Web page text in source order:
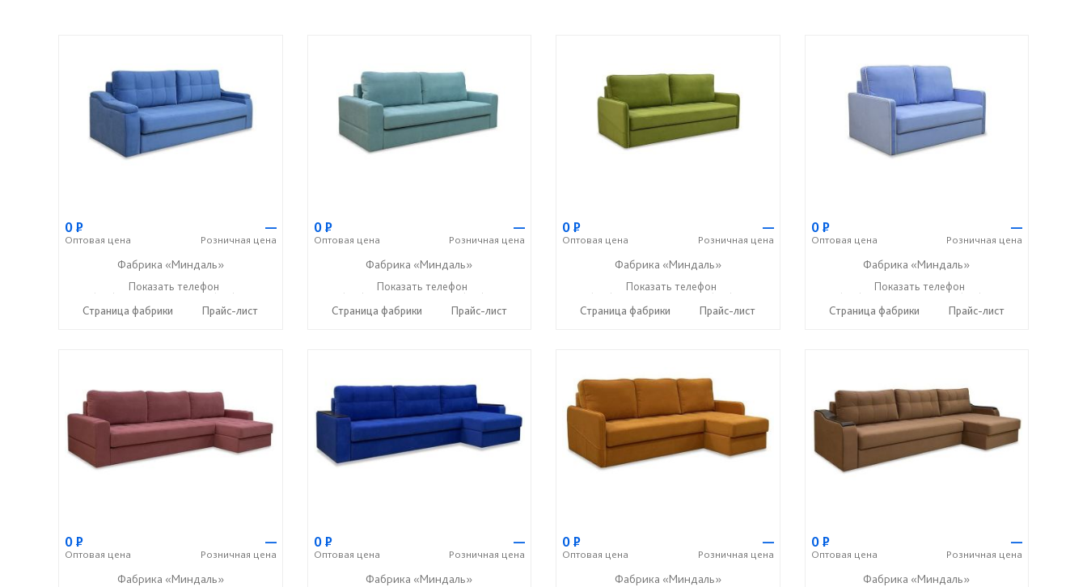
0Р
Оптовая цена
—
Розничная цена
Фабрика «Миндаль»
+7 (927) 630-62-82 ☎+7 (917) 638-44-17
Показать телефон
Страница фабрики
Прайс-лист
0Р
Оптовая цена
—
Розничная цена
Фабрика «Миндаль»
+7 (927) 630-62-82 ☎+7 (917) 638-44-17
Показать телефон
Страница фабрики
Прайс-лист
0Р
Оптовая цена
—
Розничная цена
Фабрика «Миндаль»
+7 (927) 630-62-82 ☎+7 (917) 638-44-17
Показать телефон
Страница фабрики
Прайс-лист
0Р
Оптовая цена
—
Розничная цена
Фабрика «Миндаль»
+7 (927) 630-62-82 ☎+7 (917) 638-44-17
Показать телефон
Страница фабрики
Прайс-лист
0Р
Оптовая цена
—
Розничная цена
Фабрика «Миндаль»
0Р
Оптовая цена
—
Розничная цена
Фабрика «Миндаль»
0Р
Оптовая цена
—
Розничная цена
Фабрика «Миндаль»
0Р
Оптовая цена
—
Розничная цена
Фабрика «Миндаль»